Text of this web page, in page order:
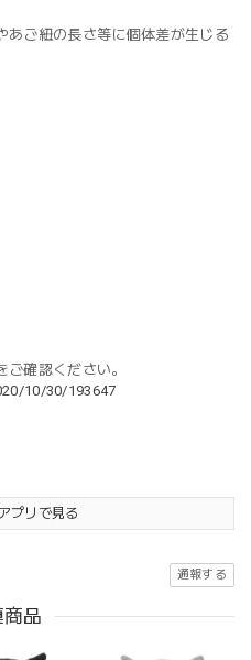
ご紐の長さ等に個体差が生じる
確認ください。
10/30/193647
プリで見る
通報する
商品